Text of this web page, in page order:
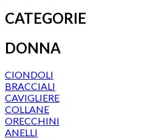
CATEGORIE
DONNA
CIONDOLI
BRACCIALI
CAVIGLIERE
COLLANE
ORECCHINI
ANELLI